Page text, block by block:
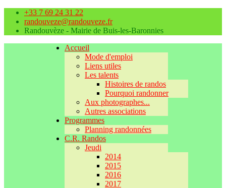
+33 7 69 24 31 22
randouveze@randouveze.fr
Randouvèze - Mairie de Buis-les-Baronnies
Accueil
Mode d'emploi
Liens utiles
Les talents
Histoires de randos
Pourquoi randonner
Aux photographes...
Autres associations
Programmes
Planning randonnées
C.R. Randos
Jeudi
2014
2015
2016
2017